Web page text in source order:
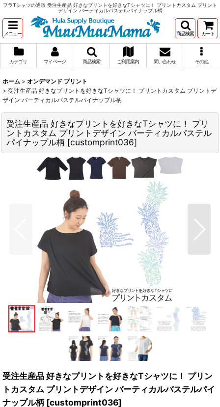
フラTシャツの通販 受注生産品 好きなプリントを好きなTシャツに！ プリントカスタム プリント
デザイン バーティカルパステルパイナップル柄
メニュー 商品検索 カート
カテゴリ マイページ 商品検索 ご利用案内 問い合わせ その他
ホーム > オンデマンド プリント
> 受注生産品 好きなプリントを好きなTシャツに！ プリントカスタム プリントデ
ザイン バーティカルパステルパイナップル柄
受注生産品 好きなプリントを好きなTシャツに！ プリ
ントカスタム プリントデザイン バーティカルパステル
パイナップル柄 [customprint036]
受注生産品 好きなプリントを好きなTシャツに！ プリン
トカスタム プリントデザイン バーティカルパステルパイ
ナップル柄 [customprint036]